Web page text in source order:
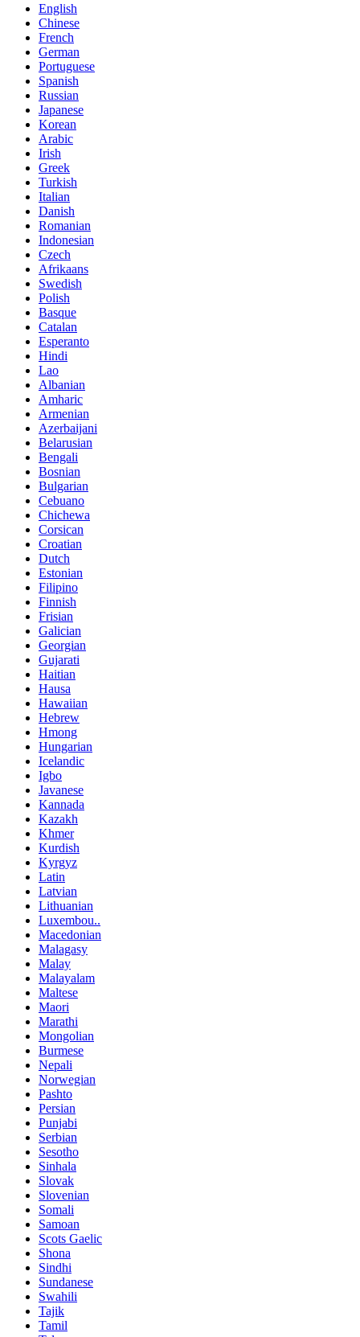
English
Chinese
French
German
Portuguese
Spanish
Russian
Japanese
Korean
Arabic
Irish
Greek
Turkish
Italian
Danish
Romanian
Indonesian
Czech
Afrikaans
Swedish
Polish
Basque
Catalan
Esperanto
Hindi
Lao
Albanian
Amharic
Armenian
Azerbaijani
Belarusian
Bengali
Bosnian
Bulgarian
Cebuano
Chichewa
Corsican
Croatian
Dutch
Estonian
Filipino
Finnish
Frisian
Galician
Georgian
Gujarati
Haitian
Hausa
Hawaiian
Hebrew
Hmong
Hungarian
Icelandic
Igbo
Javanese
Kannada
Kazakh
Khmer
Kurdish
Kyrgyz
Latin
Latvian
Lithuanian
Luxembou..
Macedonian
Malagasy
Malay
Malayalam
Maltese
Maori
Marathi
Mongolian
Burmese
Nepali
Norwegian
Pashto
Persian
Punjabi
Serbian
Sesotho
Sinhala
Slovak
Slovenian
Somali
Samoan
Scots Gaelic
Shona
Sindhi
Sundanese
Swahili
Tajik
Tamil